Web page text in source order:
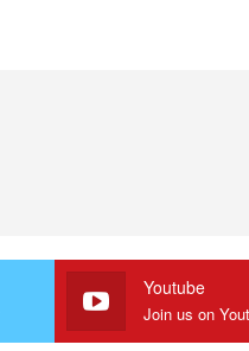
Youtube
Join us on